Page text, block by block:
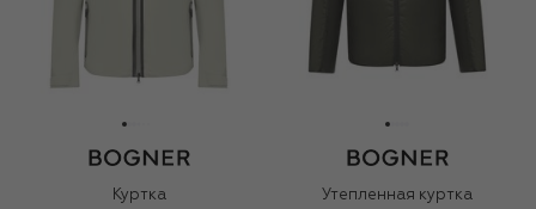
Куртка
Утепленная куртка